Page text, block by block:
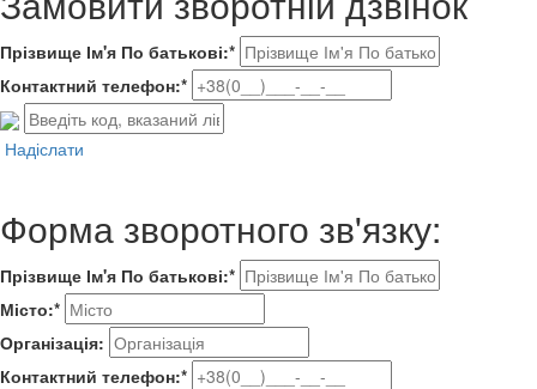
Прізвище Ім'я По батькові:*
Контактний телефон:*
Надіслати
Форма зворотного зв'язку:
Прізвище Ім'я По батькові:*
Місто:*
Організація:
Контактний телефон:*